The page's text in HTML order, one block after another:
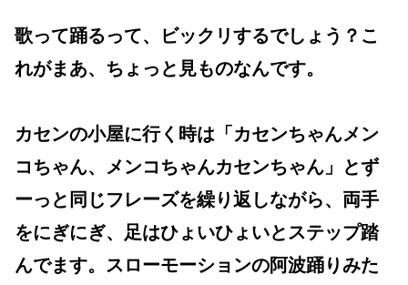
歌って踊るって、ビックリするでしょう？こ
れがまあ、ちょっと見ものなんです。
カセンの小屋に行く時は「カセンちゃんメン
コちゃん、メンコちゃんカセンちゃん」とず
ーっと同じフレーズを繰り返しながら、両手
をにぎにぎ、足はひょいひょいとステップ踏
んでます。スローモーションの阿波踊りみた